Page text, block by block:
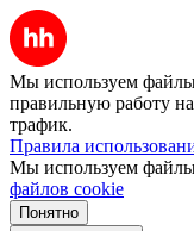
Мы используем файлы
правильную работу
трафик.
Правила
Мы используем
файлов cookie
Понятно